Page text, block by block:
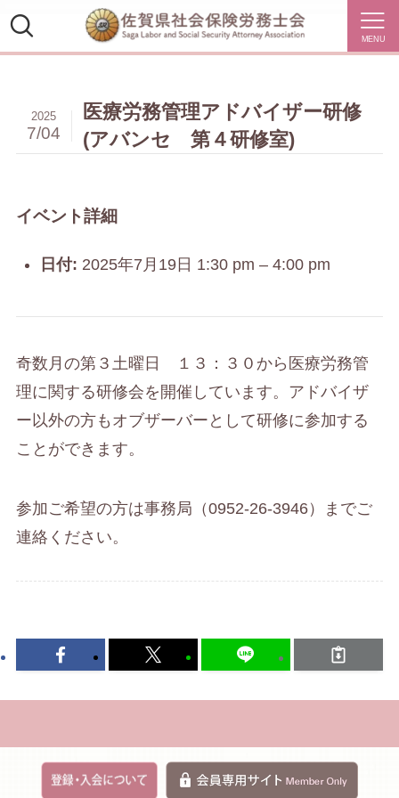
MENU
医療労務管理アドバイザー研修
(アバンセ 第４研修室)
2025
7/04
イベント詳細
日付: 2025年7月19日 1:30 pm – 4:00 pm
奇数月の第３土曜日 １３：３０から医療労務管
理に関する研修会を開催しています。アドバイザ
ー以外の方もオブザーバーとして研修に参加する
ことができます。
参加ご希望の方は事務局（0952-26-3946）までご
連絡ください。